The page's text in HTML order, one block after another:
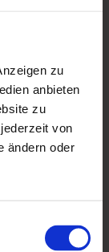
zu
anbieten
zu
von
ändern oder
die
zu
Sie